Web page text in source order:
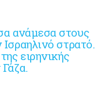
ανάμεσα στους
στρατό.
ειρηνικής